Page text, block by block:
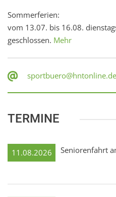
Sommerferien:
vom 13.07. bis 16.08.
geschlossen. Mehr
sportbuero@hntonline.de
TERMINE
11.08.2026 Seniorenfahrt